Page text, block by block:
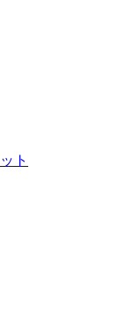
ト